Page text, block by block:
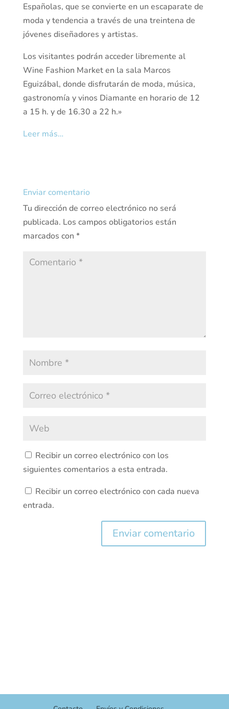
Españolas, que se convierte en un escaparate de
moda y tendencia a través de una treintena de
jóvenes diseñadores y artistas.
Los visitantes podrán acceder libremente al
Wine Fashion Market en la sala Marcos
Eguizábal, donde disfrutarán de moda, música,
gastronomía y vinos Diamante en horario de 12
a 15 h. y de 16.30 a 22 h.»
Leer más…
Enviar comentario
Tu dirección de correo electrónico no será
publicada. Los campos obligatorios están
marcados con *
Recibir un correo electrónico con los
siguientes comentarios a esta entrada.
Recibir un correo electrónico con cada nueva
entrada.